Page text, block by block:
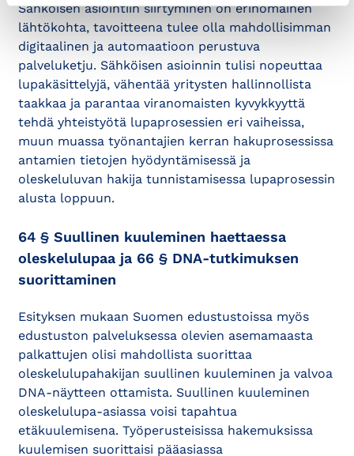
Sähköisen asiointiin siirtyminen on erinomainen
lähtökohta, tavoitteena tulee olla mahdollisimman
digitaalinen ja automaatioon perustuva
palveluketju. Sähköisen asioinnin tulisi nopeuttaa
lupakäsittelyjä, vähentää yritysten hallinnollista
taakkaa ja parantaa viranomaisten kyvykkyyttä
tehdä yhteistyötä lupaprosessien eri vaiheissa,
muun muassa työnantajien kerran hakuprosessissa
antamien tietojen hyödyntämisessä ja
oleskeluluvan hakija tunnistamisessa lupaprosessin
alusta loppuun.
64 § Suullinen kuuleminen haettaessa
oleskelulupaa ja 66 § DNA-tutkimuksen
suorittaminen
Esityksen mukaan Suomen edustustoissa myös
edustuston palveluksessa olevien asemamaasta
palkattujen olisi mahdollista suorittaa
oleskelulupahakijan suullinen kuuleminen ja valvoa
DNA-näytteen ottamista. Suullinen kuuleminen
oleskelulupa-asiassa voisi tapahtua
etäkuulemisena. Työperusteisissa hakemuksissa
kuulemisen suorittaisi pääasiassa